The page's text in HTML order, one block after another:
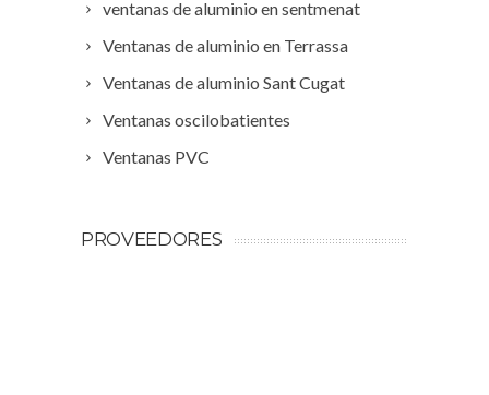
ventanas de aluminio en sentmenat
Ventanas de aluminio en Terrassa
Ventanas de aluminio Sant Cugat
Ventanas oscilobatientes
Ventanas PVC
PROVEEDORES